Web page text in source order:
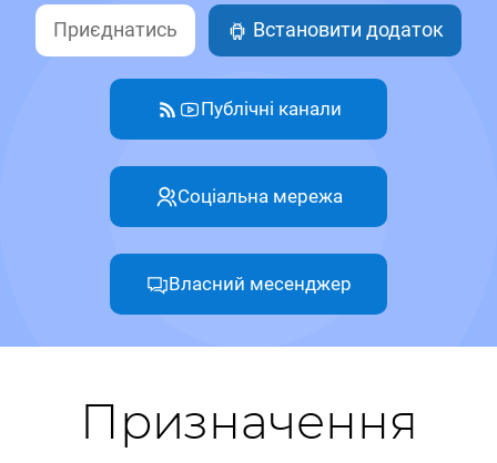
Приєднатись Встановити додаток
Публічні канали
Соціальна мережа
Власний месенджер
Призначення